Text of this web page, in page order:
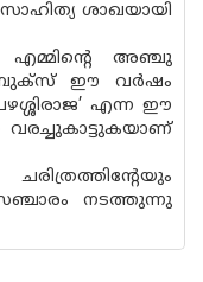
ശാഖയായി
എമ്മിന്റെ അഞ്ചു
ബുക്സ് ഈ വർഷം
എന്ന ഈ
നടത്തുന്നു